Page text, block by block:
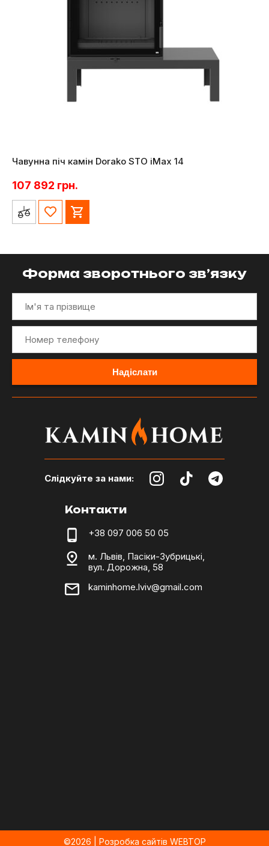
Чавунна піч камін Dorako STO iMax 14
107 892 грн.
Форма зворотнього зв’язку
Слідкуйте за нами:
Контакти
+38 097 006 50 05
м. Львів, Пасіки-Зубрицькі,
вул. Дорожна, 58
kaminhome.lviv@gmail.com
©2026 | Розробка сайтів WEBTOP